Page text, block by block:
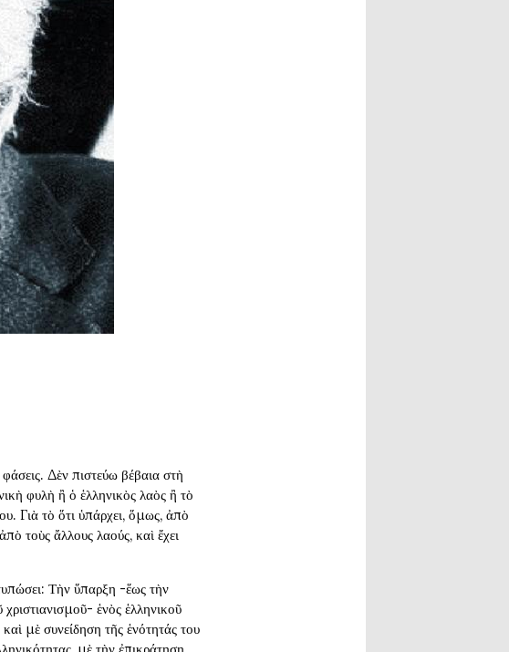
Δὲν πιστεύω βέβαια στὴ
φυλὴ ἢ ὁ ἑλληνικὸς λαὸς ἢ τὸ
Γιὰ τὸ ὅτι ὑπάρχει, ὅμως, ἀπὸ
τοὺς ἄλλους λαούς, καὶ ἔχει
Τὴν ὕπαρξη -ἕως τὴν
ἑνὸς ἑλληνικοῦ
μὲ συνείδηση τῆς ἑνότητάς του